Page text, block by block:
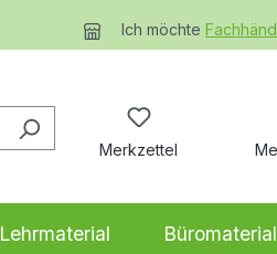
Ich möchte
Du hast 0
Merkzettel
Lehrmaterial Büromaterial